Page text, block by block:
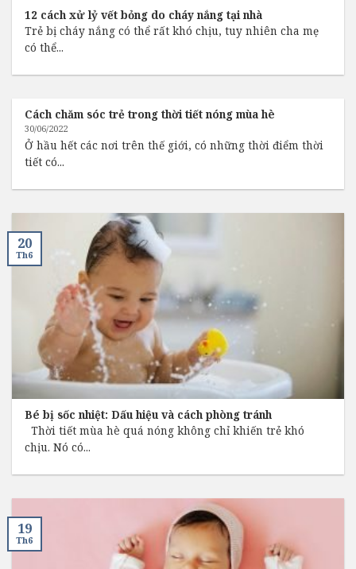
12 cách xử lỷ vết bỏng do cháy nắng tại nhà
Trẻ bị cháy nắng có thể rất khó chịu, tuy nhiên cha mẹ
có thể...
Cách chăm sóc trẻ trong thời tiết nóng mùa hè
30/06/2022
Ở hầu hết các nơi trên thế giới, có những thời điểm thời
tiết có...
Bé bị sốc nhiệt: Dấu hiệu và cách phòng tránh
Thời tiết mùa hè quá nóng không chỉ khiến trẻ khó
chịu. Nó có...
20
Th6
19
Th6